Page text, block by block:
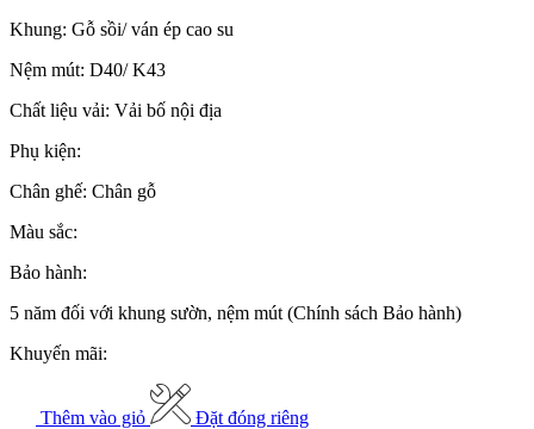
Khung: Gỗ sồi/ ván ép cao su
Nệm mút: D40/ K43
Chất liệu vải: Vải bố nội địa
Phụ kiện:
Chân ghế: Chân gỗ
Màu sắc:
Bảo hành:
5 năm đối với khung sườn, nệm mút (Chính sách Bảo hành)
Khuyến mãi:
Thêm vào giỏ Đặt đóng riêng